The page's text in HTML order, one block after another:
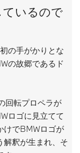
いるので
の手がかりとな
の故郷であるド
回転プロペラが
ロゴに見立てて
けでBMWロゴが
解釈が生まれ、そ